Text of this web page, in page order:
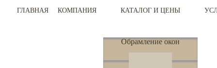
ГЛАВНАЯ КОМПАНИЯ КАТАЛОГ И ЦЕНЫ
Обрамление окон